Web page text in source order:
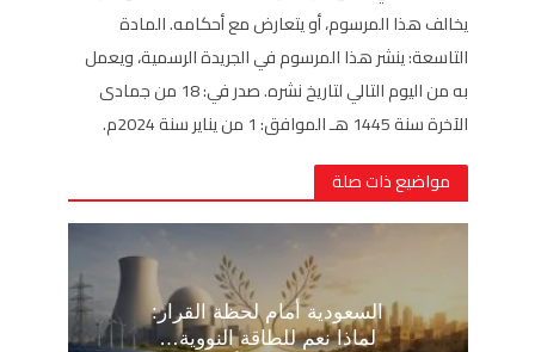
يخالف هذا المرسوم، أو يتعارض مع أحكامه. المادة
التاسعة: ينشر هذا المرسوم في الجريدة الرسمية، ويعمل
به من اليوم التالي لتاريخ نشره. صدر في: 18 من جمادى
الآخرة سنة 1445 هـ الموافق: 1 من يناير سنة 2024م.
مواضيع ذات صلة
السعودية أمام لحظة القرار:
لماذا نعم للطاقة النووية…